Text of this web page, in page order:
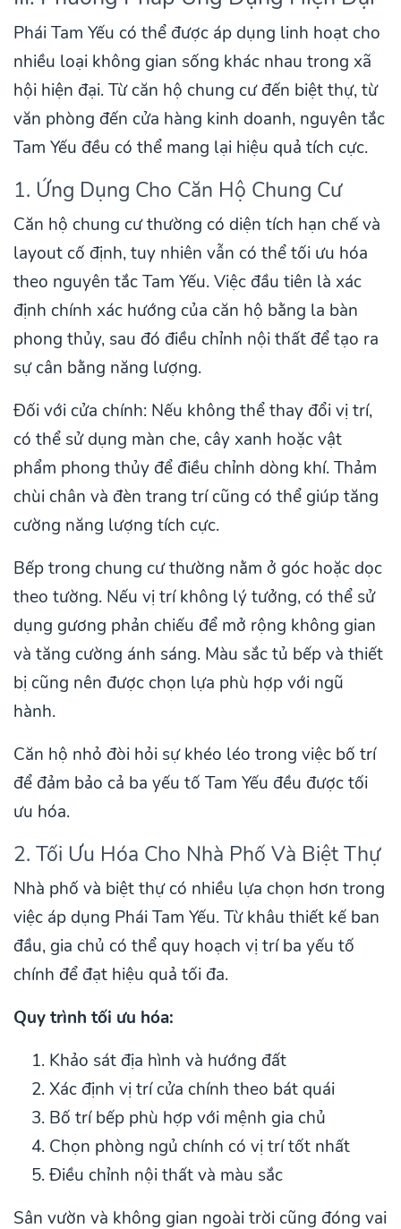
Phái Tam Yếu có thể được áp dụng linh hoạt cho
nhiều loại không gian sống khác nhau trong xã
hội hiện đại. Từ căn hộ chung cư đến biệt thự, từ
văn phòng đến cửa hàng kinh doanh, nguyên tắc
Tam Yếu đều có thể mang lại hiệu quả tích cực.
1. Ứng Dụng Cho Căn Hộ Chung Cư
Căn hộ chung cư thường có diện tích hạn chế và
layout cố định, tuy nhiên vẫn có thể tối ưu hóa
theo nguyên tắc Tam Yếu. Việc đầu tiên là xác
định chính xác hướng của căn hộ bằng la bàn
phong thủy, sau đó điều chỉnh nội thất để tạo ra
sự cân bằng năng lượng.
Đối với cửa chính: Nếu không thể thay đổi vị trí,
có thể sử dụng màn che, cây xanh hoặc vật
phẩm phong thủy để điều chỉnh dòng khí. Thảm
chùi chân và đèn trang trí cũng có thể giúp tăng
cường năng lượng tích cực.
Bếp trong chung cư thường nằm ở góc hoặc dọc
theo tường. Nếu vị trí không lý tưởng, có thể sử
dụng gương phản chiếu để mở rộng không gian
và tăng cường ánh sáng. Màu sắc tủ bếp và thiết
bị cũng nên được chọn lựa phù hợp với ngũ
hành.
Căn hộ nhỏ đòi hỏi sự khéo léo trong việc bố trí
để đảm bảo cả ba yếu tố Tam Yếu đều được tối
ưu hóa.
2. Tối Ưu Hóa Cho Nhà Phố Và Biệt Thự
Nhà phố và biệt thự có nhiều lựa chọn hơn trong
việc áp dụng Phái Tam Yếu. Từ khâu thiết kế ban
đầu, gia chủ có thể quy hoạch vị trí ba yếu tố
chính để đạt hiệu quả tối đa.
Quy trình tối ưu hóa:
Khảo sát địa hình và hướng đất
Xác định vị trí cửa chính theo bát quái
Bố trí bếp phù hợp với mệnh gia chủ
Chọn phòng ngủ chính có vị trí tốt nhất
Điều chỉnh nội thất và màu sắc
Sân vườn và không gian ngoài trời cũng đóng vai